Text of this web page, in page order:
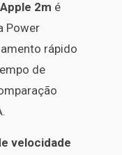
2m é
Power
rápido
de
velocidade